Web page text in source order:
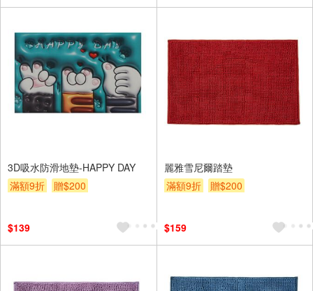
3D吸水防滑地墊-HAPPY DAY
滿額9折
贈$200
$139
麗雅雪尼爾踏墊
滿額9折
贈$200
$159